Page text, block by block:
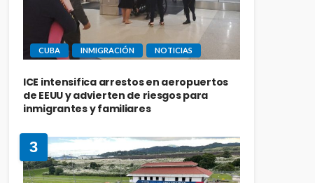
CUBA INMIGRACIÓN NOTICIAS
ICE intensifica arrestos en aeropuertos
de EEUU y advierten de riesgos para
inmigrantes y familiares
3